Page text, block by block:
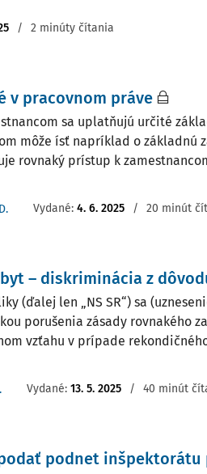
/ 2 minúty čítania
v pracovnom práve
sa uplatňujú určité
môže ísť napríklad o základnú
rovnaký prístup k
Vydané: 4. 6. 2025 / 20 minút
– diskriminácia z
(ďalej len „NS SR“) sa
porušenia zásady rovnakého
vzťahu v prípade
Vydané: 13. 5. 2025 / 40 minút
podnet inšpektorátu